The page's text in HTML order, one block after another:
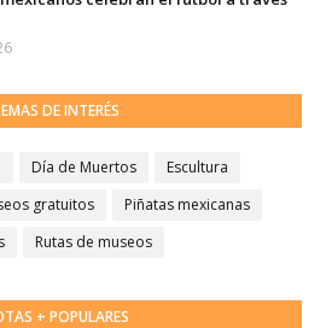
DE INTERÉS
Día de Muertos
Escultura
gratuitos
Piñatas mexicanas
Rutas de museos
+ POPULARES